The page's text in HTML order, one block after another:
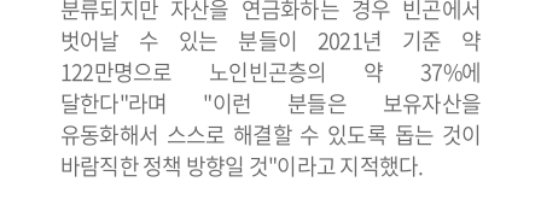
분류되지만 자산을 연금화하는 경우 빈곤에서
벗어날 수 있는 분들이 2021년 기준 약
122만명으로 노인빈곤층의 약 37%에
달한다"라며 "이런 분들은 보유자산을
유동화해서 스스로 해결할 수 있도록 돕는 것이
바람직한 정책 방향일 것"이라고 지적했다.